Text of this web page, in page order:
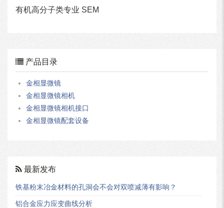
有机高分子类专业 SEM
产品目录
金相显微镜
金相显微镜相机
金相显微镜相机接口
金相显微镜配套设备
最新发布
铁基粉末冶金材料的孔洞会不会对双喷减薄有影响？
铝合金应力应变曲线分析